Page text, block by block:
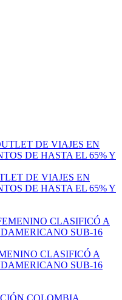
DE VIAJES EN
DE HASTA EL 65% Y
CLASIFICÓ A
SUB-16